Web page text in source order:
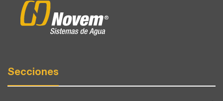
Secciones